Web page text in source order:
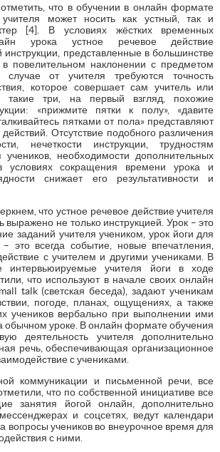
что в обучении в онлайн формате
учителя может носить как устный, так и
[4]. В условиях жёстких временных
урока устное речевое действие
инструкции, представленные в большинстве
в повелительном наклонении с предметом
от учителя требуются точность
которое совершает сам учитель или
такие три, на первый взгляд, похожие
«прижмите пятки к полу», «давите
пятками от пола» представляют
Отсутствие подобного различения
нечеткости инструкции, трудностям
учеников, необходимости дополнительных
условиях сокращения времени урока и
снижает его результативности и
что устное речевое действие учителя
выражено не только инструкцией. Урок – это
заданий учителя учеником, урок йоги для
– это всегда событие, новые впечатления,
с учителем и другими учениками. В
интервьюируемые учителя йоги в ходе
что используют в начале своих онлайн
talk (светская беседа), задают ученикам
погоде, планах, ощущениях, а также
учеников вербально при выполнении ими
обычном уроке. В онлайн формате обучения
деятельность учителя дополнительно
речь, обеспечивающая организационное
с учениками.
коммуникации и письменной речи, все
что по собственной инициативе все
занятия йогой онлайн, дополнительно
и соцсетях, ведут календари
вопросы учеников во внеурочное время для
с ними.